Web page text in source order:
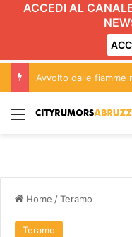
ACCEDI AL
Avvolto dalle fiamme
Menu
Home /Teramo
Teramo